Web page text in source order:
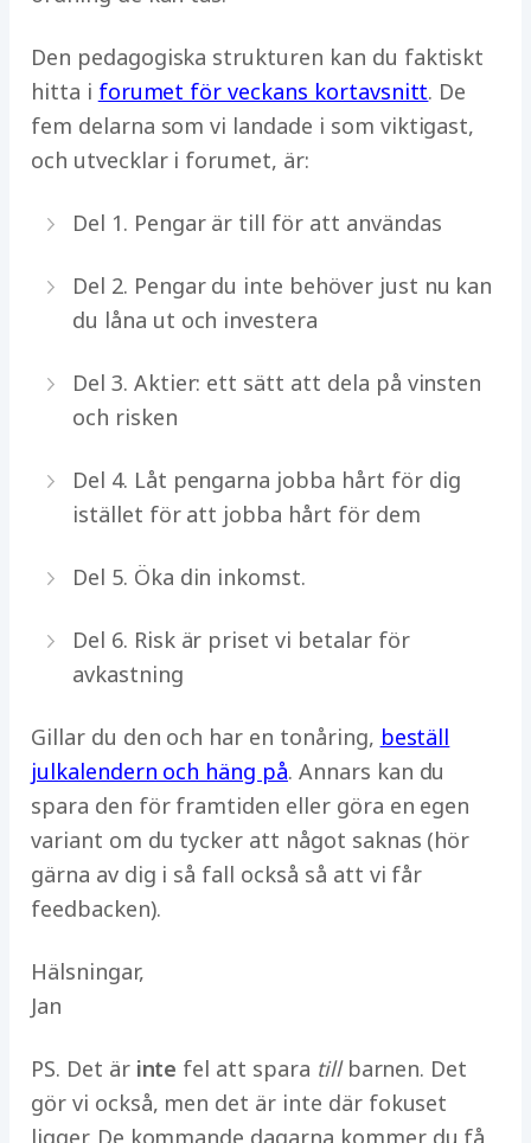
Den pedagogiska strukturen kan du faktiskt
hitta i forumet för veckans kortavsnitt. De
fem delarna som vi landade i som viktigast,
och utvecklar i forumet, är:
Del 1. Pengar är till för att användas
Del 2. Pengar du inte behöver just nu kan
du låna ut och investera
Del 3. Aktier: ett sätt att dela på vinsten
och risken
Del 4. Låt pengarna jobba hårt för dig
istället för att jobba hårt för dem
Del 5. Öka din inkomst.
Del 6. Risk är priset vi betalar för
avkastning
Gillar du den och har en tonåring, beställ
julkalendern och häng på. Annars kan du
spara den för framtiden eller göra en egen
variant om du tycker att något saknas (hör
gärna av dig i så fall också så att vi får
feedbacken).
Hälsningar,
Jan
PS. Det är inte fel att spara tillbarnen. Det
gör vi också, men det är inte där fokuset
ligger. De kommande dagarna kommer du få